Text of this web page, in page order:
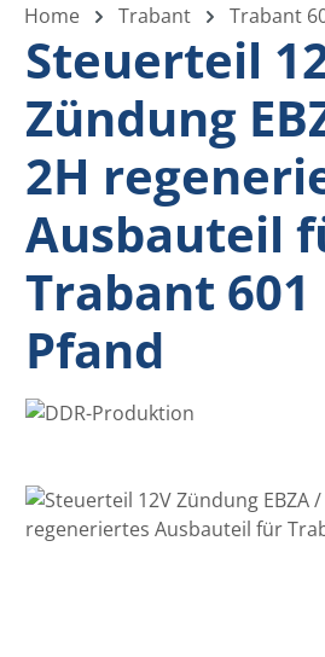
Home Trabant Trabant
Steuerteil
Zündung
2H
Ausbauteil
Trabant
Pfand
Bildergalerie überspringen